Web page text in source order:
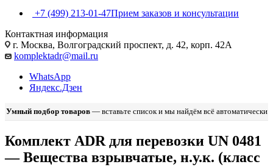
+7 (499) 213-01-47Прием заказов и консультации
Контактная информация
г. Москва, Волгоградский проспект, д. 42, корп. 42А
komplektadr@mail.ru
WhatsApp
Яндекс.Дзен
Умный подбор товаров— вставьте список и мы найдём всё автоматически
Комплект ADR для перевозки UN 0481
— Вещества взрывчатые, н.у.к. (класс